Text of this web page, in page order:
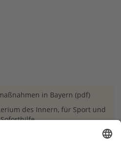
in Bayern (pdf)
des Innern, für Sport und